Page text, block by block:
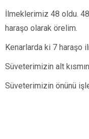
İlmeklerimiz 48 oldu.
haraşo olarak örelim.
Kenarlarda ki 7 haraşo
Süveterimizin alt
Süveterimizin önünü